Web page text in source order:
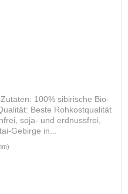
100% sibirische Bio-
Beste Rohkostqualität
soja- und erdnussfrei,
Gebirge in...